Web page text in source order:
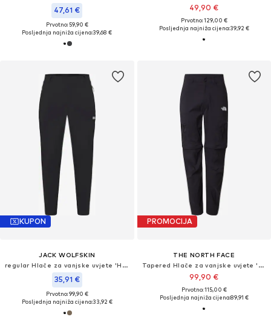
47,61 €
Prvotno: 59,90 €
Posljednja najniža cijena:39,68 €
49,90 €
Prvotno: 129,00 €
Posljednja najniža cijena:39,92 €
KUPON
JACK WOLFSKIN
regular Hlače za vanjske uvjete 'Hikeout'
35,91 €
Prvotno: 99,90 €
Posljednja najniža cijena:33,92 €
PROMOCIJA
THE NORTH FACE
Tapered Hlače za vanjske uvjete 'EXPLORATION'
99,90 €
Prvotno: 115,00 €
Posljednja najniža cijena:89,91 €